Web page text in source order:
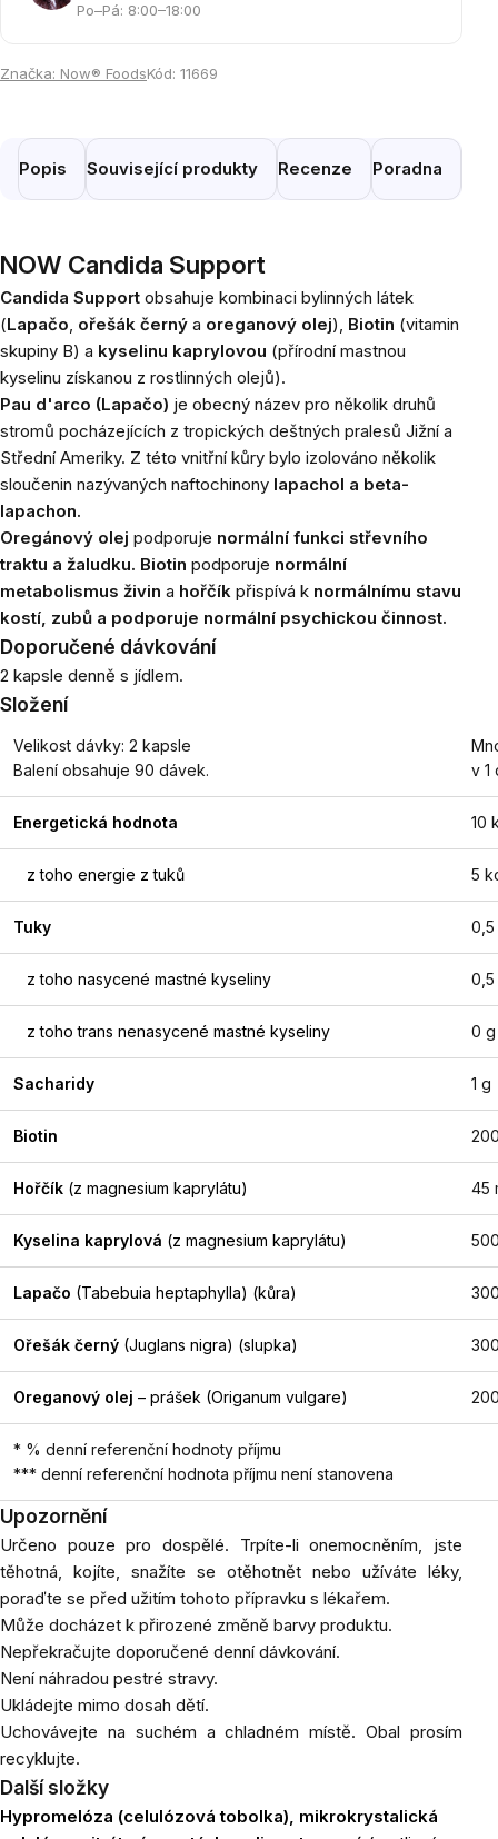
Po–Pá: 8:00–18:00
Značka: Now® FoodsKód: 11669
Popis Související produkty Recenze Poradna
NOW Candida Support
Candida Support obsahuje kombinaci bylinných látek
(Lapačo, ořešák černý a oreganový olej), Biotin (vitamin
skupiny B) a kyselinu kaprylovou (přírodní mastnou
kyselinu získanou z rostlinných olejů).
Pau d'arco (Lapačo) je obecný název pro několik druhů
stromů pocházejících z tropických deštných pralesů Jižní a
Střední Ameriky. Z této vnitřní kůry bylo izolováno několik
sloučenin nazývaných naftochinony lapachol a beta-
lapachon.
Oregánový olej podporuje normální funkci střevního
traktu a žaludku. Biotin podporuje normální
metabolismus živin a hořčík přispívá k normálnímu stavu
kostí, zubů a podporuje normální psychickou činnost.
Doporučené dávkování
2 kapsle denně s jídlem.
Složení
Velikost dávky: 2 kapsle
Balení obsahuje 90 dávek.
v 1
Energetická hodnota 10
z toho energie z tuků 5
Tuky 0,5
z toho nasycené mastné kyseliny 0,5
z toho trans nenasycené mastné kyseliny 0 g
Sacharidy 1 g
Biotin
Hořčík (z magnesium kaprylátu) 45
Kyselina kaprylová (z magnesium kaprylátu)
Lapačo (Tabebuia heptaphylla) (kůra)
Ořešák černý (Juglans nigra) (slupka)
Oreganový olej – prášek (Origanum vulgare)
* % denní referenční hodnoty příjmu
*** denní referenční hodnota příjmu není stanovena
Upozornění
Určeno pouze pro dospělé. Trpíte-li onemocněním, jste
těhotná, kojíte, snažíte se otěhotnět nebo užíváte léky,
poraďte se před užitím tohoto přípravku s lékařem.
Může docházet k přirozené změně barvy produktu.
Nepřekračujte doporučené denní dávkování.
Není náhradou pestré stravy.
Ukládejte mimo dosah dětí.
Uchovávejte na suchém a chladném místě. Obal prosím
recyklujte.
Další složky
Hypromelóza (celulózová tobolka), mikrokrystalická